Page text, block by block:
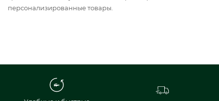
персонализированные товары.